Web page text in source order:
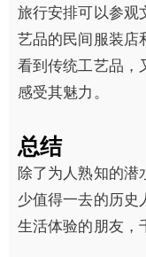
旅行安排可以参观
艺品的民间服装店
看到传统工艺品，
感受其魅力。
总结
除了为人熟知的潜
少值得一去的历史
生活体验的朋友，